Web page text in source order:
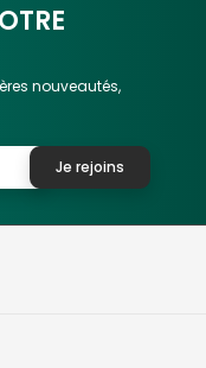
nouveautés,
Je rejoins